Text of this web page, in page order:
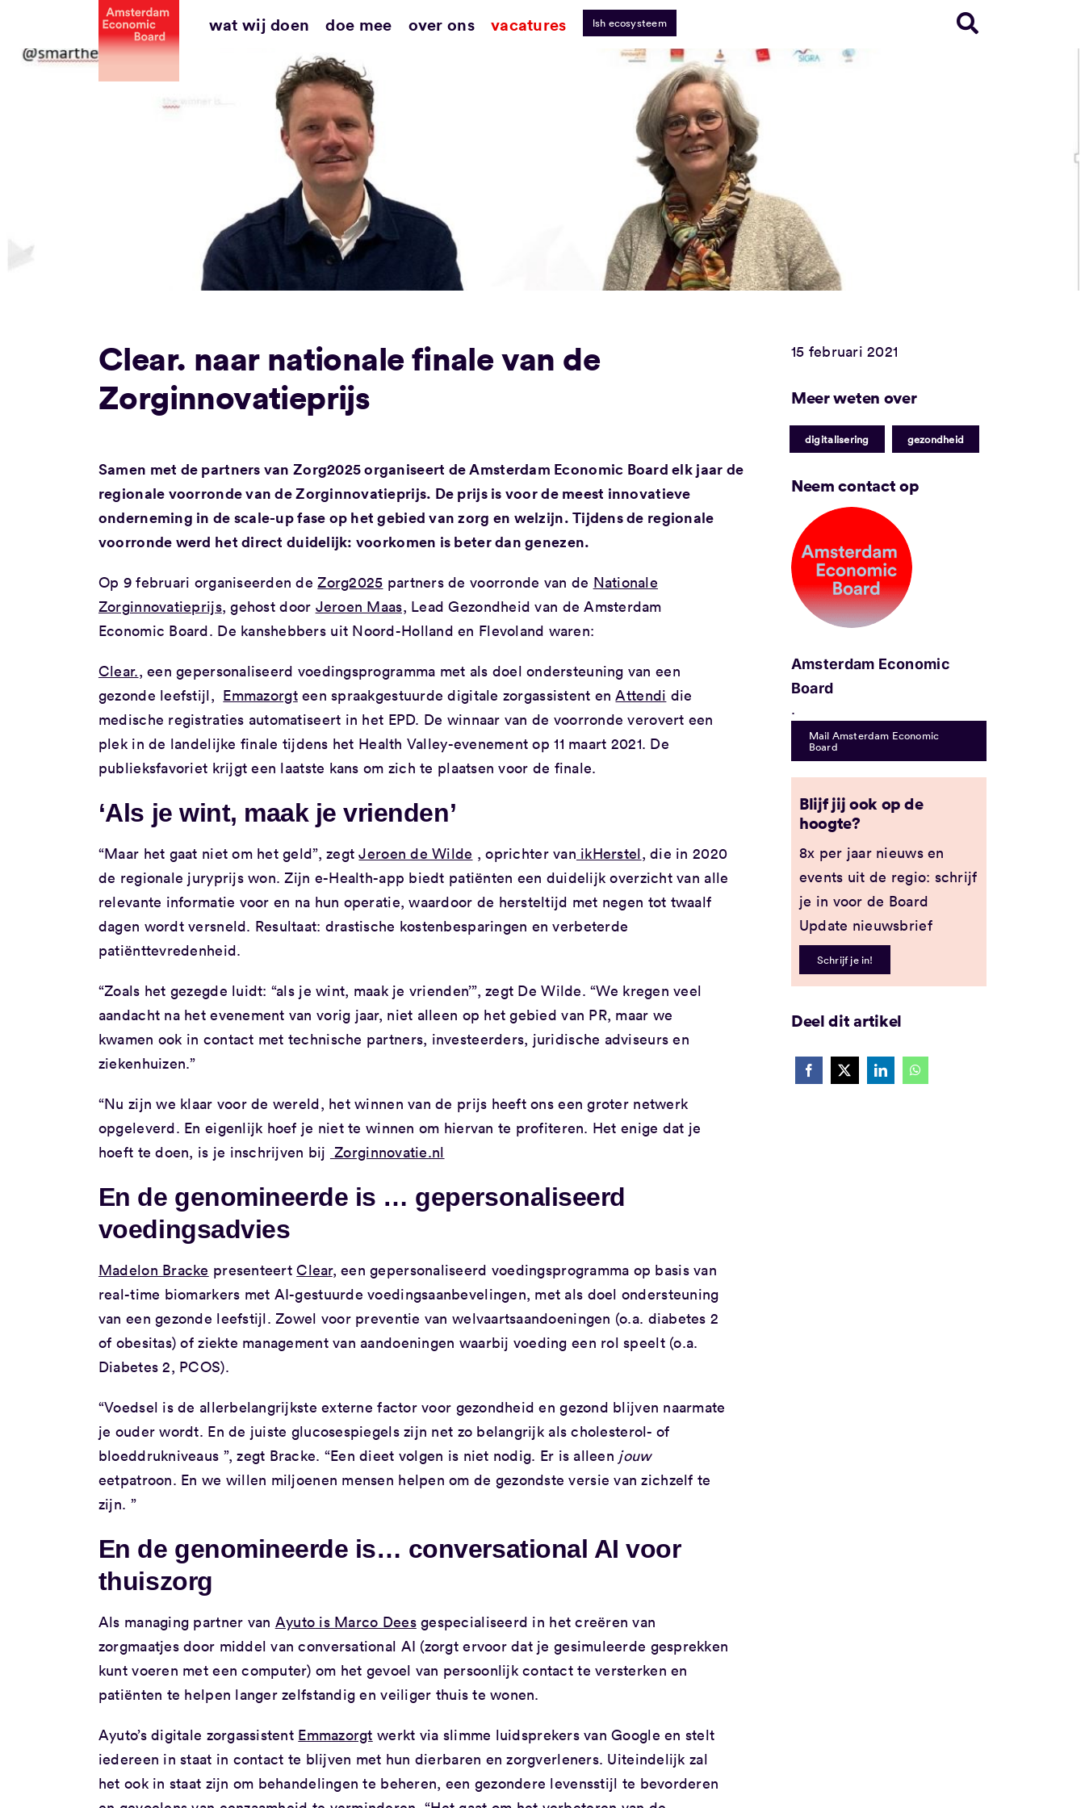
inhoud
wat wij doen doe mee over ons vacatures lsh ecosysteem
Clear. naar nationale finale van de
Zorginnovatieprijs
Samen met de partners van Zorg2025 organiseert de Amsterdam Economic Board elk jaar de
regionale voorronde van de Zorginnovatieprijs. De prijs is voor de meest innovatieve
onderneming in de scale-up fase op het gebied van zorg en welzijn. Tijdens de regionale
voorronde werd het direct duidelijk: voorkomen is beter dan genezen.
Op 9 februari organiseerden deZorg2025 partners de voorronde van de Nationale
Zorginnovatieprijs, gehost door Jeroen Maas​, Lead Gezondheid van de Amsterdam
Economic Board. De kanshebbers uit Noord-Holland en Flevoland waren:
Clear., een gepersonaliseerd voedingsprogramma met als doel ondersteuning van een
gezonde leefstijl, Emmazorgteen spraakgestuurde digitale zorgassistent enAttendi die
medische registraties automatiseert in het EPD. De winnaar van de voorronde verovert een
plek in de landelijke finale tijdens het Health Valley-evenement op 11 maart 2021. De
publieksfavoriet krijgt een laatste kans om zich te plaatsen voor de finale.
‘Als je wint, maak je vrienden’
“Maar het gaat niet om het geld”, zegtJeroen de Wilde , oprichter van ikHerstel, die in 2020
de regionale juryprijs won. Zijn e-Health-app biedt patiënten een duidelijk overzicht van alle
relevante informatie voor en na hun operatie, waardoor de hersteltijd met negen tot twaalf
dagen wordt versneld. Resultaat: drastische kostenbesparingen en verbeterde
patiënttevredenheid.
“Zoals het gezegde luidt: “als je wint, maak je vrienden’”, zegt De Wilde. “We kregen veel
aandacht na het evenement van vorig jaar, niet alleen op het gebied van PR, maar we
kwamen ook in contact met technische partners, investeerders, juridische adviseurs en
ziekenhuizen.”
“Nu zijn we klaar voor de wereld, het winnen van de prijs heeft ons een groter netwerk
opgeleverd. En eigenlijk hoef je niet te winnen om hiervan te profiteren. Het enige dat je
hoeft te doen, is je inschrijven bij Zorginnovatie.nl
En de genomineerde is … gepersonaliseerd
voedingsadvies
Madelon Bracke presenteertClear, een gepersonaliseerd voedingsprogramma op basis van
real-time biomarkers met AI-gestuurde voedingsaanbevelingen, met als doel ondersteuning
van een gezonde leefstijl. Zowel voor preventie van welvaartsaandoeningen (o.a. diabetes 2
of obesitas) of ziekte management van aandoeningen waarbij voeding een rol speelt (o.a.
Diabetes 2, PCOS).
“Voedsel is de allerbelangrijkste externe factor voor gezondheid en gezond blijven naarmate
je ouder wordt. En de juiste glucosespiegels zijn net zo belangrijk als cholesterol- of
bloeddrukniveaus ”, zegt Bracke. “Een dieet volgen is niet nodig. Er is alleen jouw
eetpatroon. En we willen miljoenen mensen helpen om de gezondste versie van zichzelf te
zijn. ”
En de genomineerde is… conversational AI voor
thuiszorg
Als managing partner van Ayuto is Marco Deesgespecialiseerd in het creëren van
zorgmaatjes door middel van conversational AI (zorgt ervoor dat je gesimuleerde gesprekken
kunt voeren met een computer) om het gevoel van persoonlijk contact te versterken en
patiënten te helpen langer zelfstandig en veiliger thuis te wonen.
Ayuto’s digitale zorgassistent Emmazorgt werkt via slimme luidsprekers van Google en stelt
iedereen in staat in contact te blijven met hun dierbaren en zorgverleners. Uiteindelijk zal
het ook in staat zijn om behandelingen te beheren, een gezondere levensstijl te bevorderen
15 februari 2021
Meer weten over
digitalisering gezondheid
Neem contact op
Amsterdam Economic
Board
.
Mail Amsterdam Economic
Board
Blijf jij ook op de
hoogte?
8x per jaar nieuws en
events uit de regio: schrijf
je in voor de Board
Update nieuwsbrief
Schrijf je in!
Deel dit artikel